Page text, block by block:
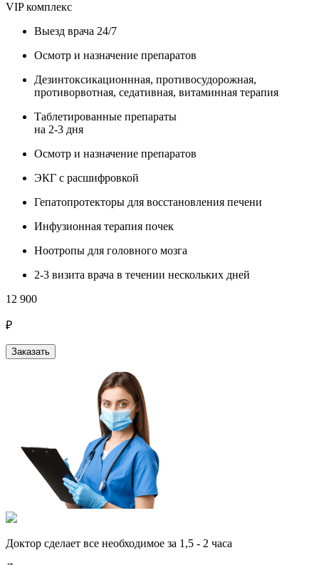
VIP комплекс
Выезд врача 24/7
Осмотр и назначение препаратов
Дезинтоксикационнная, противосудорожная,
противорвотная, седативная, витаминная терапия
Таблетированные препараты
на 2-3 дня
Осмотр и назначение препаратов
ЭКГ с расшифровкой
Гепатопротекторы для восстановления печени
Инфузионная терапия почек
Ноотропы для головного мозга
2-3 визита врача в течении нескольких дней
12 900
₽
Заказать
Доктор сделает все необходимое за 1,5 - 2 часа